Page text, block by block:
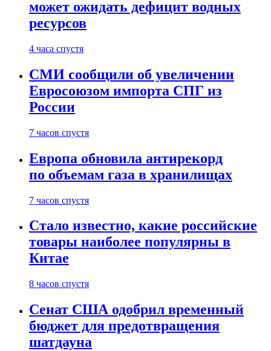
может ожидать дефицит водных
ресурсов
4 часа спустя
СМИ сообщили об увеличении
Евросоюзом импорта СПГ из
России
7 часов спустя
Европа обновила антирекорд
по объемам газа в хранилищах
7 часов спустя
Стало известно, какие российские
товары наиболее популярны в
Китае
8 часов спустя
Сенат США одобрил временный
бюджет для предотвращения
шатдауна